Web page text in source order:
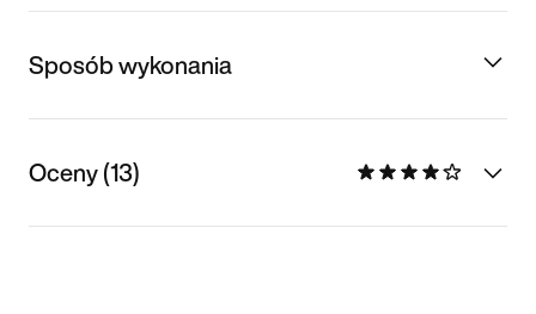
Sposób wykonania
Oceny (13)